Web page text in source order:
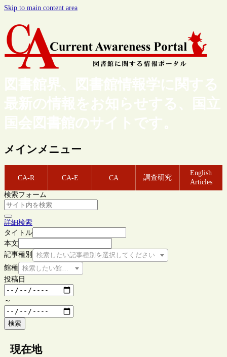
Skip to main content area
図書館界、図書館情報学に関する
最新の情報をお知らせする、国立
国会図書館のサイトです。
メインメニュー
CA-R CA-E CA 調査研究
English
Articles
検索フォーム
詳細検索
タイトル
本文
記事種別
検索したい記事種別を選択してください
館種 検索したい館種を選択してください
投稿日
～
検索
現在地